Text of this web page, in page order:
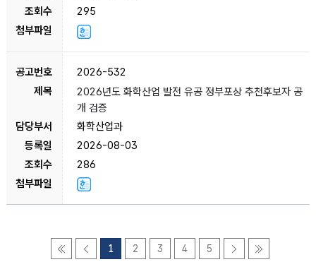
295
2026-532
2026년도 화학산업 발전 유공 정부포상 추천후보자 공
개 검증
화학산업과
2026-08-03
286
1 2 3 4 5